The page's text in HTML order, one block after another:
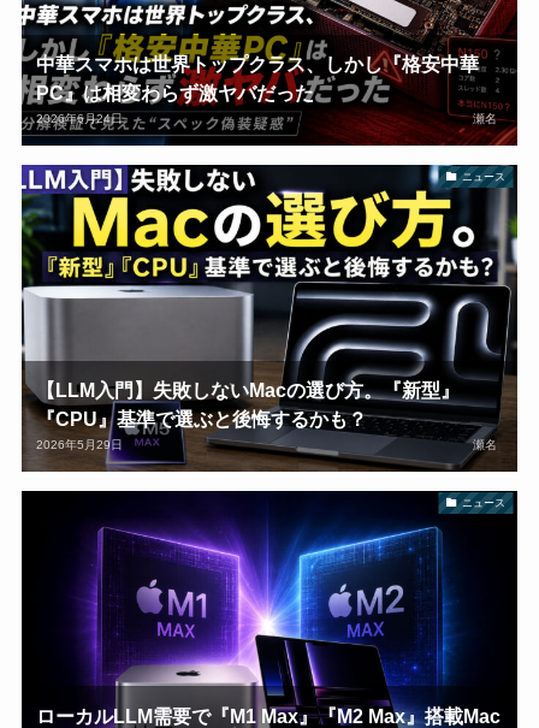
中華スマホは世界トップクラス、しかし『格安中華
PC』は相変わらず激ヤバだった
2026年6月24日 瀬名
ニュース
【LLM入門】失敗しないMacの選び方。『新型』
『CPU』基準で選ぶと後悔するかも？
2026年5月29日 瀬名
ニュース
ローカルLLM需要で『M1 Max』『M2 Max』搭載Mac